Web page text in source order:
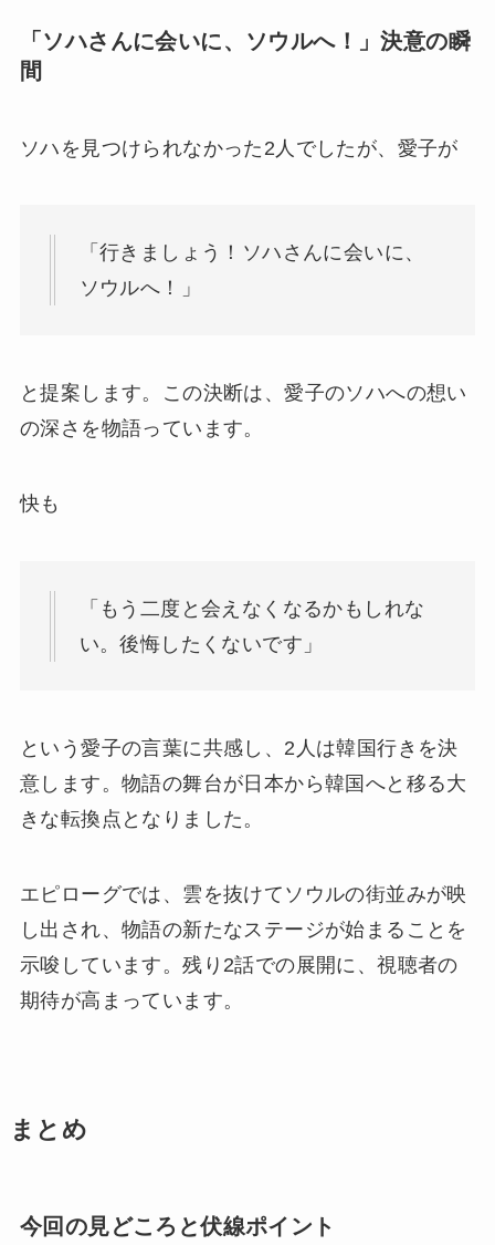
「ソハさんに会いに、ソウルへ！」決意の瞬
間
ソハを見つけられなかった2人でしたが、愛子が
「行きましょう！ソハさんに会いに、
ソウルへ！」
と提案します。この決断は、愛子のソハへの想い
の深さを物語っています。
快も
「もう二度と会えなくなるかもしれな
い。後悔したくないです」
という愛子の言葉に共感し、2人は韓国行きを決
意します。物語の舞台が日本から韓国へと移る大
きな転換点となりました。
エピローグでは、雲を抜けてソウルの街並みが映
し出され、物語の新たなステージが始まることを
示唆しています。残り2話での展開に、視聴者の
期待が高まっています。
まとめ
今回の見どころと伏線ポイント